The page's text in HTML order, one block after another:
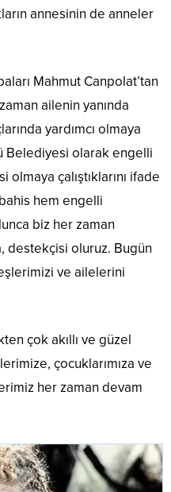
annesinin de anneler
Mahmut Canpolat’tan
ailenin yanında
yardımcı olmaya
Belediyesi olarak engelli
çalıştıklarını ifade
hem engelli
biz her zaman
destekçisi oluruz. Bugün
ve ailelerini
çok akıllı ve güzel
çocuklarımıza ve
her zaman devam